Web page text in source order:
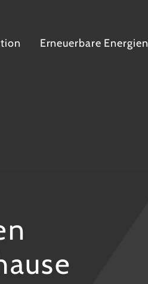
Erneuerbare Energien